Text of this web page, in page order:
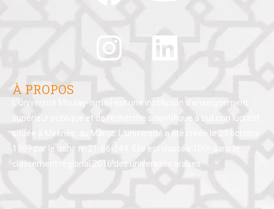
À PROPOS
L’université Moulay-Ismaïl est une institution d’enseignement
supérieur publique et de recherche scientifique à but non lucratif,
située à Meknès, au Maroc. L’université a été créée le 23 octobre
1989 par le dahir nᵒ 21-86-144. Elle est classée 100ᵉ dans le
classement régional 2016 des universités arabes.